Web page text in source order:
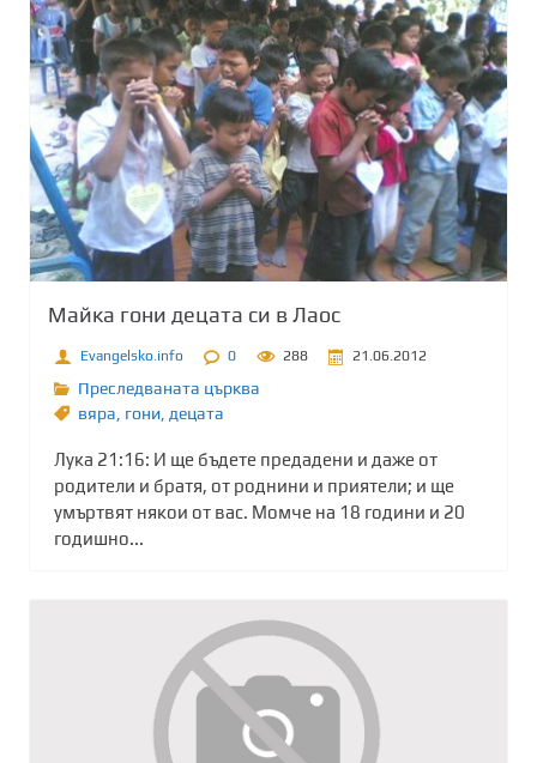
Майка гони децата си в Лаос
Evangelsko.info 0 288 21.06.2012
Преследваната църква
вяра гони децата
Лука 21:16: И ще бъдете предадени и даже от
родители и братя, от роднини и приятели; и ще
умъртвят някои от вас. Момче на 18 години и 20
годишно...